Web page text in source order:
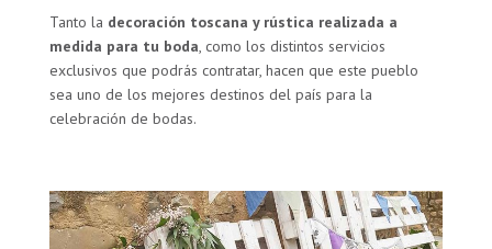
Tanto la decoración toscana y rústica realizada a
medida para tu boda , como los distintos servicios
exclusivos que podrás contratar, hacen que este pueblo
sea uno de los mejores destinos del país para la
celebración de bodas.